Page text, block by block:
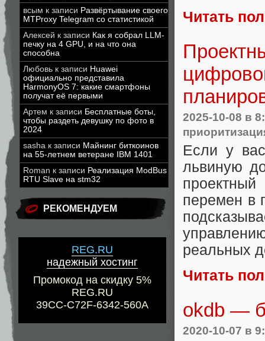
всым к записи Развёртывание своего
MTProxy Telegram со статистикой
Алексей к записи Как я собрал LLM-
печку на 4 GPU, и на что она
способна
Любовь к записи Huawei
официально представила
HarmonyOS 7: какие смартфоны
получат её первыми
Артем к записи Бесплатные боты,
чтобы раздеть девушку по фото в
2024
sasha к записи Майнинг биткоинов
на 55-летнем ветеране IBM 1401
Roman к записи Реализация ModBus
RTU Slave на stm32
РЕКОМЕНДУЕМ
REG.RU
надежный хостинг
Промокод на скидку 5%
REG.RU
39CC-C72F-6342-560A
Читать
2025-10-08 в
Если у
львиную
проектный
перемен в
реальных
Читать
okdb —
2020-10-07 в